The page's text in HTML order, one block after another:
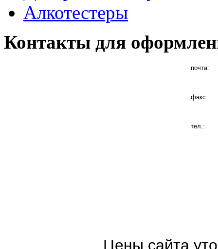
Алкотестеры
Контакты для
почта:
факс:
тел.:
Цены сайта